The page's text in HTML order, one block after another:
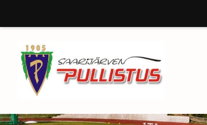
sivun
sisältöön
Saarijärven Pullistus